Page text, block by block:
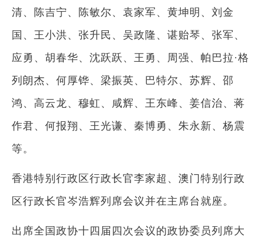
清、陈吉宁、陈敏尔、袁家军、黄坤明、刘金
国、王小洪、张升民、吴政隆、谌贻琴、张军、
应勇、胡春华、沈跃跃、王勇、周强、帕巴拉·格
列朗杰、何厚铧、梁振英、巴特尔、苏辉、邵
鸿、高云龙、穆虹、咸辉、王东峰、姜信治、蒋
作君、何报翔、王光谦、秦博勇、朱永新、杨震
等。
香港特别行政区行政长官李家超、澳门特别行政
区行政长官岑浩辉列席会议并在主席台就座。
出席全国政协十四届四次会议的政协委员列席大